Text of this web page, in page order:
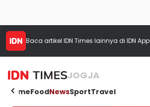
Baca artikel IDN Times lainnya di IDN App
JOGJA
HomeFoodNewsSportTravel